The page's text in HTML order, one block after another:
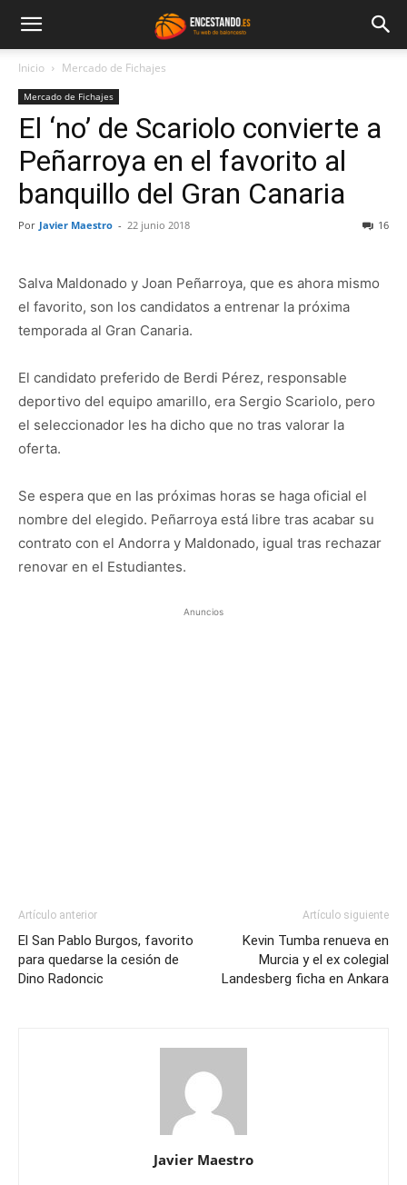
Inicio Mercado de Fichajes
Mercado de Fichajes
El ‘no’ de Scariolo convierte a
Peñarroya en el favorito al
banquillo del Gran Canaria
Por Javier Maestro - 22 junio 2018 16
Salva Maldonado y Joan Peñarroya, que es ahora mismo
el favorito, son los candidatos a entrenar la próxima
temporada al Gran Canaria.
El candidato preferido de Berdi Pérez, responsable
deportivo del equipo amarillo, era Sergio Scariolo, pero
el seleccionador les ha dicho que no tras valorar la
oferta.
Se espera que en las próximas horas se haga oficial el
nombre del elegido. Peñarroya está libre tras acabar su
contrato con el Andorra y Maldonado, igual tras rechazar
renovar en el Estudiantes.
Anuncios
Artículo anterior
El San Pablo Burgos, favorito
para quedarse la cesión de
Dino Radoncic
Artículo siguiente
Kevin Tumba renueva en
Murcia y el ex colegial
Landesberg ficha en Ankara
Javier Maestro